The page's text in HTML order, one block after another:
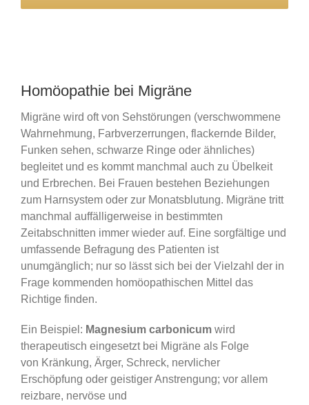
Homöopathie bei Migräne
Migräne wird oft von Sehstörungen (verschwommene
Wahrnehmung, Farbverzerrungen, flackernde Bilder,
Funken sehen, schwarze Ringe oder ähnliches)
begleitet und es kommt manchmal auch zu Übelkeit
und Erbrechen. Bei Frauen bestehen Beziehungen
zum Harnsystem oder zur Monatsblutung. Migräne tritt
manchmal auffälligerweise in bestimmten
Zeitabschnitten immer wieder auf. Eine sorgfältige und
umfassende Befragung des Patienten ist
unumgänglich; nur so lässt sich bei der Vielzahl der in
Frage kommenden homöopathischen Mittel das
Richtige finden.
Ein Beispiel: Magnesium carbonicum wird
therapeutisch eingesetzt bei Migräne als Folge
von Kränkung, Ärger, Schreck, nervlicher
Erschöpfung oder geistiger Anstrengung; vor allem
reizbare, nervöse und